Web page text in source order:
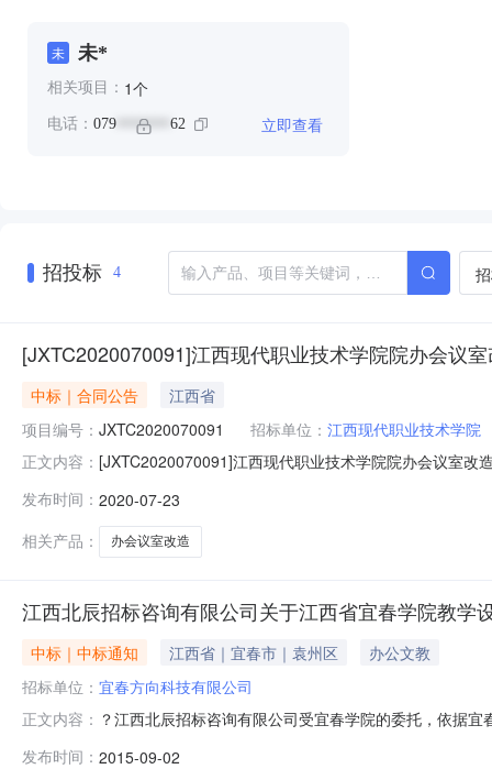
未 未*
相关项目： 1个
电话： 079 ******* 62 立即查看
招投标 4
[JXTC2020070091]江西现代职业技术学院院办会议
中标｜合同公告
江西省
项目编号： JXTC2020070091 招标单位： 江西现代职业技术学院
正文内容： [JXTC2020070091]江西现代职业技术学院院办会议室
大道338号联系方式：079188123187供应商（甲方）：
发布时间： 2020-07-23
相关产品：
办会议室改造
江西北辰招标咨询有限公司关于江西省宜春学院教学
中标｜中标通知 江西省｜宜春市｜袁州区
办公文教
招标单位： 宜春方向科技有限公司
正文内容： ？江西北辰招标咨询有限公司受宜春学院的委托，依据
宜春方向科技有限公司￥：448880.00100.002江西云创
发布时间： 2015-09-02